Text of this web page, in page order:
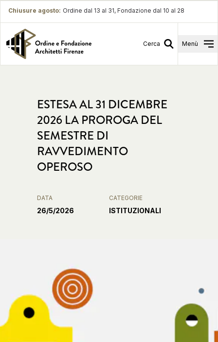
Chiusure agosto: Ordine dal 13 al 31, Fondazione dal 10 al 28
Cerca Menù
ESTESA AL 31 DICEMBRE
2026 LA PROROGA DEL
SEMESTRE DI
RAVVEDIMENTO
OPEROSO
DATA
26/5/2026
CATEGORIE
ISTITUZIONALI